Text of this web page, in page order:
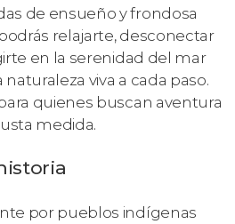
de ensueño y frondosa
relajarte, desconectar
en la serenidad del mar
viva a cada paso.
quienes buscan aventura
medida.
por pueblos indígenas